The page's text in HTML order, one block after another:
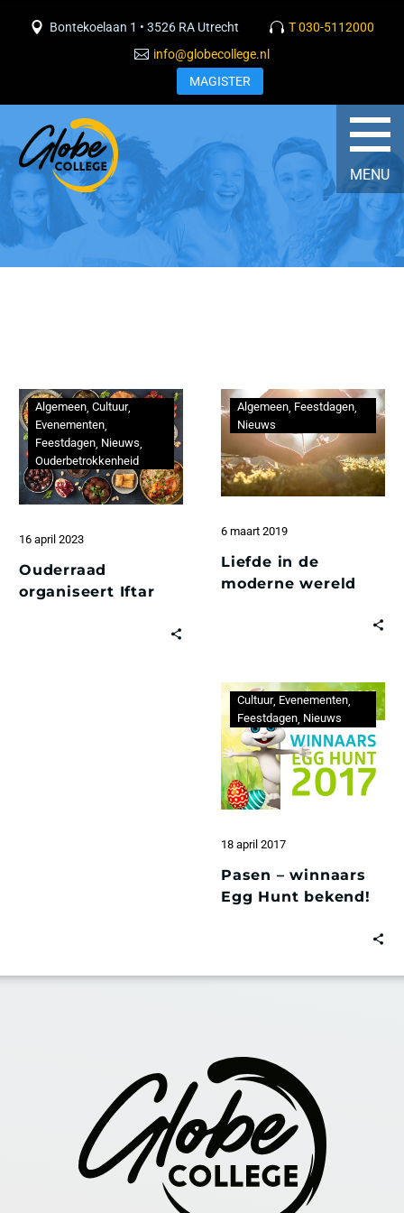
Bontekoelaan 1 • 3526 RA Utrecht
T 030-5112000
info@globecollege.nl
MAGISTER
Algemeen Cultuur
Evenementen
Feestdagen Nieuws
Ouderbetrokkenheid
16 april 2023
Ouderraad
organiseert Iftar
Algemeen Feestdagen
Nieuws
6 maart 2019
Liefde in de
moderne wereld
Cultuur Evenementen
Feestdagen Nieuws
18 april 2017
Pasen – winnaars
Egg Hunt bekend!